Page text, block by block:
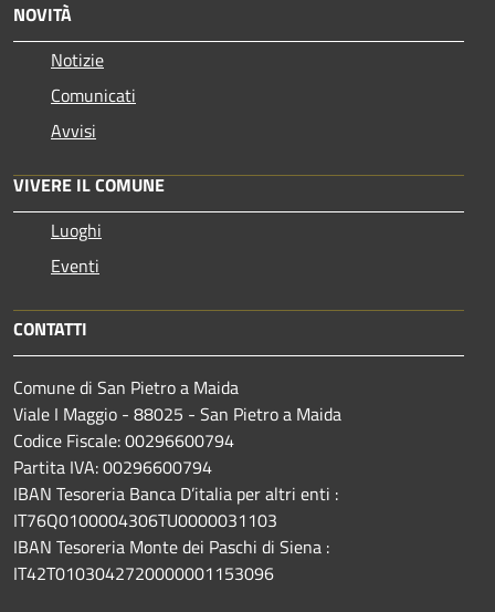
NOVITÀ
Notizie
Comunicati
Avvisi
VIVERE IL COMUNE
Luoghi
Eventi
CONTATTI
Comune di San Pietro a Maida
Viale I Maggio - 88025 - San Pietro a Maida
Codice Fiscale: 00296600794
Partita IVA: 00296600794
IBAN Tesoreria Banca D’italia per altri enti :
IT76Q0100004306TU0000031103
IBAN Tesoreria Monte dei Paschi di Siena :
IT42T0103042720000001153096